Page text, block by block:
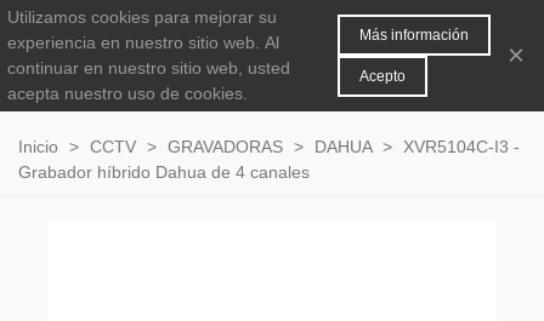
0
Inicio > CCTV > GRAVADORAS > DAHUA >
XVR5104C-I3 -
Grabador híbrido Dahua de 4 canales
Utilizamos cookies para mejorar su
experiencia en nuestro sitio web. Al
continuar en nuestro sitio web, usted
acepta nuestro uso de cookies.
Más información
Acepto
×